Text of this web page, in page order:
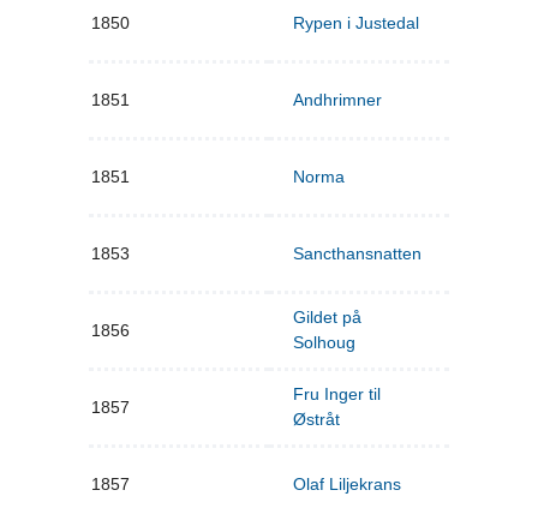
1850 Rypen i Justedal
1851 Andhrimner
1851 Norma
1853 Sancthansnatten
1856
Gildet på
Solhoug
1857
Fru Inger til
Østråt
1857 Olaf Liljekrans